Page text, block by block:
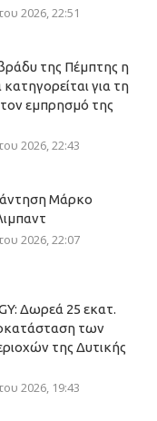
2026, 22:51
της Πέμπτης η
για τη
εμπρησμό της
2026, 22:43
Μάρκο
2026, 22:07
Δωρεά 25 εκατ.
των
της Δυτικής
2026, 19:43